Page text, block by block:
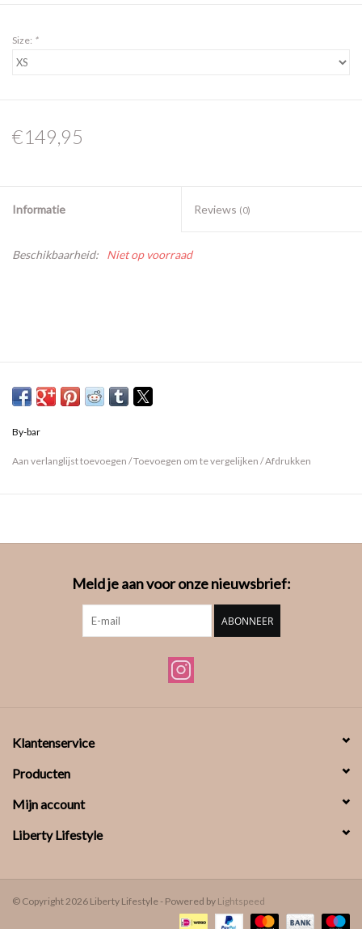
Size: *
€149,95
Informatie Reviews (0)
Beschikbaarheid: Niet op voorraad
By-bar
Aan verlanglijst toevoegen /Toevoegen om te vergelijken /Afdrukken
Meld je aan voor onze nieuwsbrief:
ABONNEER
Klantenservice
Producten
Mijn account
Liberty Lifestyle
© Copyright 2026 Liberty Lifestyle - Powered by Lightspeed